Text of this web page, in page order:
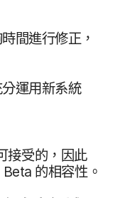
間​進行​修正，​
運用​新​系統​
接受​的，​因此
的​相容性。